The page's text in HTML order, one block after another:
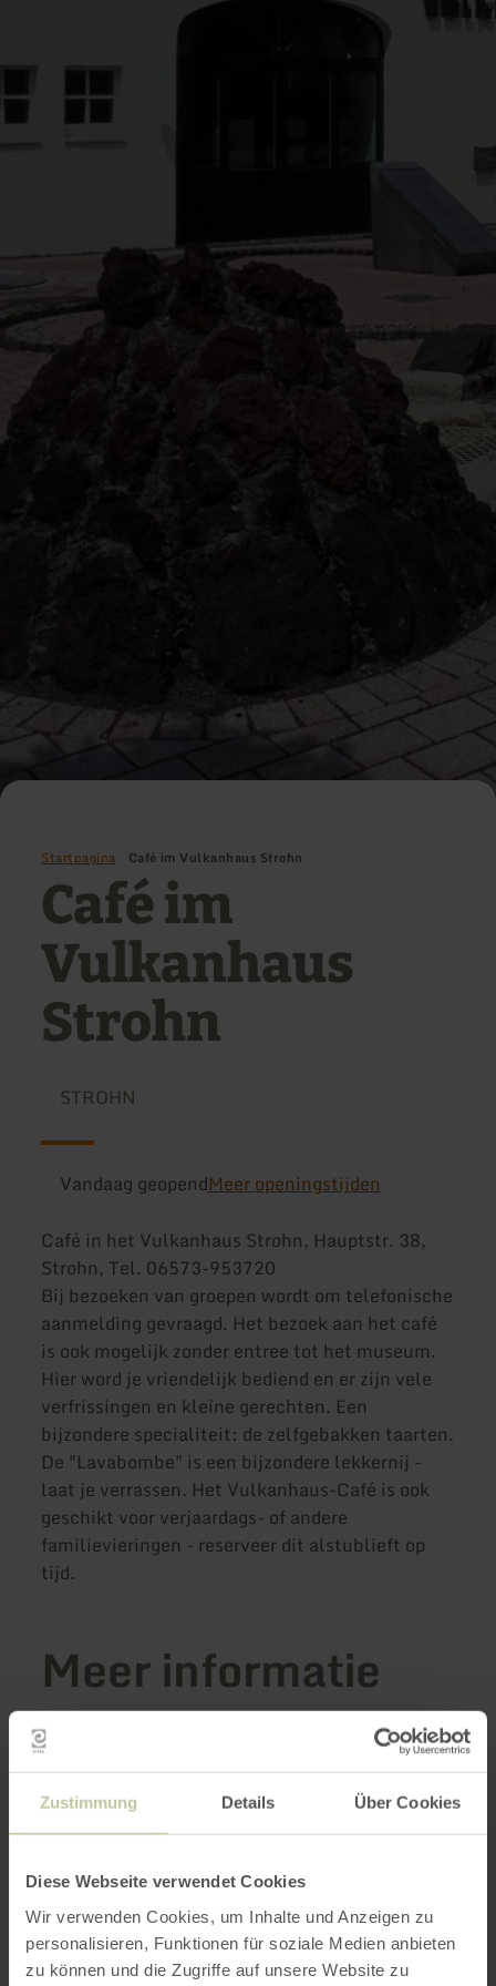
Zustimmung Details Über Cookies
Diese Webseite verwendet Cookies
Wir verwenden Cookies, um Inhalte und Anzeigen zu
personalisieren, Funktionen für soziale Medien anbieten
zu können und die Zugriffe auf unsere Website zu
Startpagina Café im Vulkanhaus Strohn
Café im
Vulkanhaus
Strohn
STROHN
Vandaag geopendMeer openingstijden
Café in het Vulkanhaus Strohn, Hauptstr. 38,
Strohn, Tel. 06573-953720
Bij bezoeken van groepen wordt om telefonische
aanmelding gevraagd. Het bezoek aan het café
is ook mogelijk zonder entree tot het museum.
Hier word je vriendelijk bediend en er zijn vele
verfrissingen en kleine gerechten. Een
bijzondere specialiteit: de zelfgebakken taarten.
De "Lavabombe" is een bijzondere lekkernij -
laat je verrassen. Het Vulkanhaus-Café is ook
geschikt voor verjaardags- of andere
familievieringen - reserveer dit alstublieft op
tijd.
Meer informatie
Openingstijden
Categorieën
Aantal zitplaatsen